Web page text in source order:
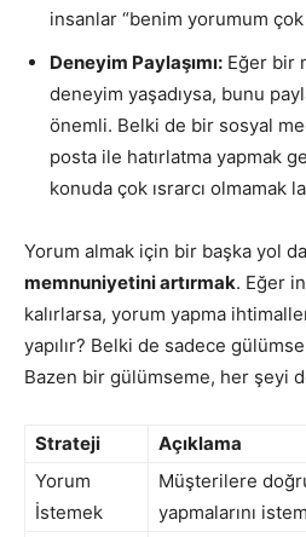
insanlar “benim yorumum
Deneyim Paylaşımı: Eğer bir
deneyim yaşadıysa, bunu
önemli. Belki de bir sosyal
posta ile hatırlatma yapmak
konuda çok ısrarcı olmamak
Yorum almak için bir başka yol
memnuniyetini artırmak. Eğer
kalırlarsa, yorum yapma
yapılır? Belki de sadece
Bazen bir gülümseme, her şeyi
Strateji Açıklama
Yorum
İstemek
Müşterilere
yapmalarını